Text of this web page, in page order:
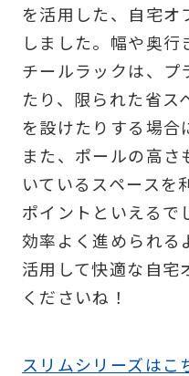
を活用した、自宅オ
しました。幅や奥
チールラックは、プ
たり、限られた省ス
を設けたりする場合
また、ポールの高
いているスペースを
ポイントといえるで
効率よく進められる
活用して快適な自宅
くださいね！
スリムシリーズは